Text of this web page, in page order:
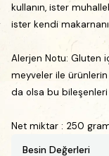
kullanın, ister
ister kendi
Alerjen Notu: Gluten
meyveler ile
da olsa bu
Net miktar : 250
Besin Değerleri